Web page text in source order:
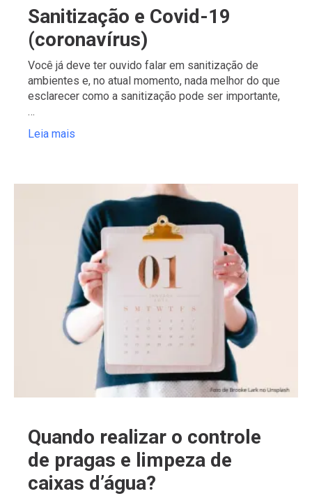
Sanitização e Covid-19
(coronavírus)
Você já deve ter ouvido falar em sanitização de
ambientes e, no atual momento, nada melhor do que
esclarecer como a sanitização pode ser importante,
…
Leia mais
Quando realizar o controle
de pragas e limpeza de
caixas d’água?